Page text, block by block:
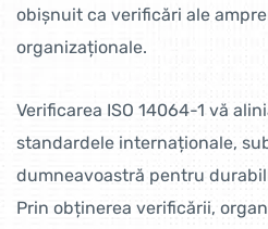
obișnuit ca verificări ale
organizaționale.
Verificarea ISO 14064-1 vă
standardele internaționale,
dumneavoastră pentru
Prin obținerea verificării,